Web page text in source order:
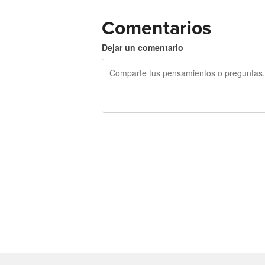
Comentarios
Dejar un comentario